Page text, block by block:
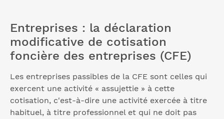
Entreprises : la déclaration
modificative de cotisation
foncière des entreprises (CFE)
Les entreprises passibles de la CFE sont celles qui
exercent une activité « assujettie » à cette
cotisation, c'est-à-dire une activité exercée à titre
habituel, à titre professionnel et qui ne doit pas